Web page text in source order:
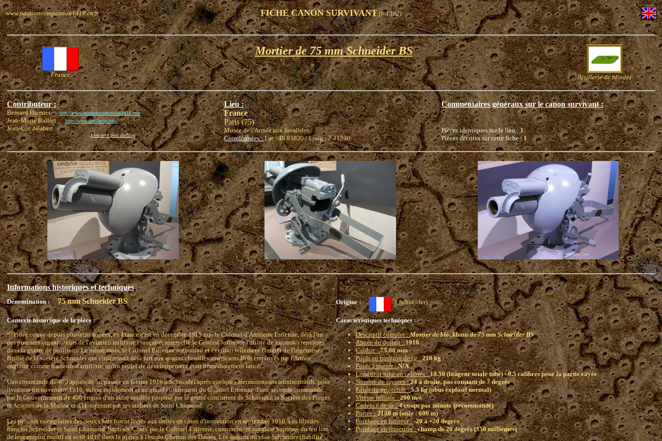
www.passioncompassion1418.com FICHE CANON SURVIVANT(# 1392)
France
Mortier de 75 mm Schneider BS
Artillerie de blindés
Contributeur :
Bernard Plumierhttp://www.passioncompassion1418.com
Jean-Marie Balliethttp://www.artillerie.info/
Jean-Luc Jalabert
Lien vers post du blog
Lieu :
France
Paris (75)
Musée de l'Armée aux Invalides
Coordonnées :Lat : 48.85820 / Long : 2.31390
Commentaires généraux sur le canon survivant :
Pièces identiques sur le lieu :1
Pièces décrites sur cette fiche :1
Informations historiques et techniques
Dénomination : 75 mm Schneider BS Origine : ( Schneider)
Contexte historique de la pièce :
Si l'idée couve depuis plusieurs années, en France c'est en décembre 1915 que le Colonel d'Artillerie Estienne, déjà l'un
des premiers organisateurs de l'aviation militaire Française, interpelle le Général Joffre sur l'utilité de 'cuirassés terrestres'
dans la guerre de positions. Le même mois, le Colonel Estienne rencontait et éveillait tellement l'intérêt de l'ingénieur
Brillié de la société Schneider qui s'intéressait déjà fort aux engins chenillés américains Holt employés par l'Armée
anglaise comme tracteurs d'artillerie, qu'un projet de développement était immédiatement lancé.
Une commande de 400 appareils fut passée en février 1916 à Schneider après quelques atermoiements administratifs, pour
livraison fin novembre 1916, suivie rapidement et au grand étonnement du Colonel Estienne d'une seconde commande
par le Gouvernement de 400 engins d'un autre modèle proposé par le grand concurrent de Schneider, la Société des Forges
et Aciéries de la Marine et d'Homécourt par ses ateliers de Saint Chamond.
Les pemiers exemplaires des deux chars furent livrés aux unités en cours d'instruction en septembre 1916. Les blindés
français Schneider et Saint Chamond, baptisés 'Chars' par le Colonel Estienne, connurent un sanglant baptème du feu lors
de leur emploi massif en avril 1917 dans la plaine à l'est du Chemin des Dames. Les défauts du char Schneider (fiabilité
Caractéristiques techniques :
Descriptif complet :Mortier de blockhaus de 75 mm Schneider BS
Année du design :1916
Calibre :75.00 mm
Poids en position de tir :210 kg
Poids à tracter :N/A
Longueur tube en calibres :10.50 (longeur totale tube) - 9.5 calibres pour la partie rayée
Nombre de rayures :24 à droite, pas constant de 7 degrés
Poids du projectile :5.3 kg (obus explosif normal)
Vitesse initiale :200 m/s
Cadence de tir :4 coups par minute (recommandé)
Portee :2100 m (utile : 600 m)
Pointage en hauteur :-20 à +20 degrés
Pointage en direction :champ de 20 degrés (350 millièmes)